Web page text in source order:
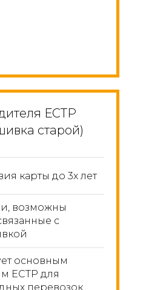
ЕСТР
старой)
карты до 3х лет
возможны
с
основным
ЕСТР для
перевозок